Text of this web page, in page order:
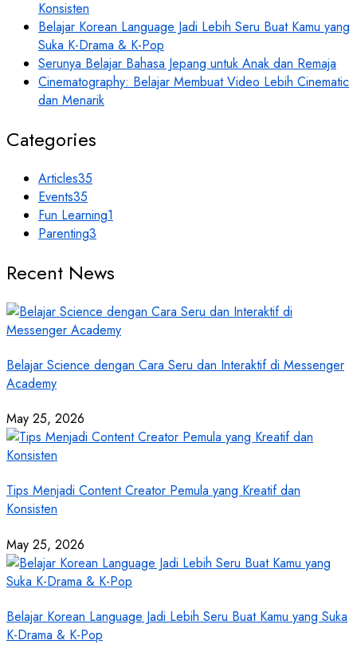
Konsisten
Belajar Korean Language Jadi Lebih Seru Buat Kamu yang
Suka K-Drama & K-Pop
Serunya Belajar Bahasa Jepang untuk Anak dan Remaja
Cinematography: Belajar Membuat Video Lebih Cinematic
dan Menarik
Categories
Articles35
Events35
Fun Learning1
Parenting3
Recent News
Belajar Science dengan Cara Seru dan Interaktif di Messenger
Academy
May 25, 2026
Tips Menjadi Content Creator Pemula yang Kreatif dan
Konsisten
May 25, 2026
Belajar Korean Language Jadi Lebih Seru Buat Kamu yang Suka
K-Drama & K-Pop